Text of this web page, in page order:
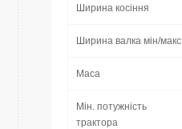
Ширина косіння
Ширина валка мін/макс
Маса
Мін. потужність
трактора